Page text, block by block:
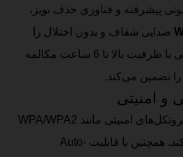
پیشرفته و فناوری حذف نویز،
صدایی شفاف و بدون اختلال را
فراهم می‌کند. باتری داخلی با ظرفیت بالا تا 6 ساعت مکالمه
و امنیتی
تلفن بی‌سیم WP816 از پروتکل‌های امنیتی مانند WPA/WPA2
و SIP TLS پشتیبانی می‌کند. همچنین با قابلیت Auto-